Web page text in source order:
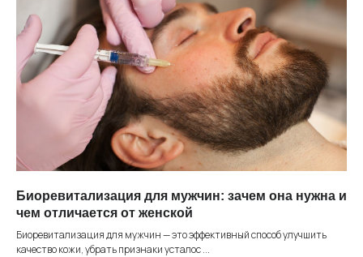
Биоревитализация для мужчин: зачем она нужна и
чем отличается от женской
Биоревитализация для мужчин — это эффективный способ улучшить
качество кожи, убрать признаки усталос ...